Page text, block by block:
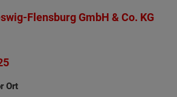
Flensburg GmbH & Co. KG
Ort